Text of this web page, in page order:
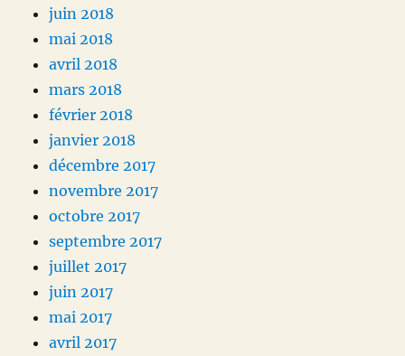
juin 2018
mai 2018
avril 2018
mars 2018
février 2018
janvier 2018
décembre 2017
novembre 2017
octobre 2017
septembre 2017
juillet 2017
juin 2017
mai 2017
avril 2017